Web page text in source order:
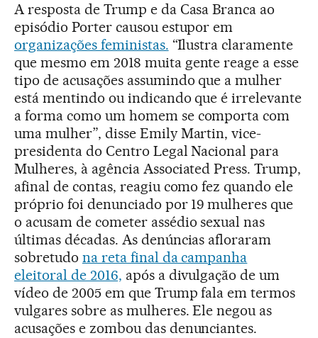
A resposta de Trump e da Casa Branca ao
episódio Porter causou estupor em
organizações feministas. “Ilustra claramente
que mesmo em 2018 muita gente reage a esse
tipo de acusações assumindo que a mulher
está mentindo ou indicando que é irrelevante
a forma como um homem se comporta com
uma mulher”, disse Emily Martin, vice-
presidenta do Centro Legal Nacional para
Mulheres, à agência Associated Press. Trump,
afinal de contas, reagiu como fez quando ele
próprio foi denunciado por 19 mulheres que
o acusam de cometer assédio sexual nas
últimas décadas. As denúncias afloraram
sobretudo na reta final da campanha
eleitoral de 2016, após a divulgação de um
vídeo de 2005 em que Trump fala em termos
vulgares sobre as mulheres. Ele negou as
acusações e zombou das denunciantes.